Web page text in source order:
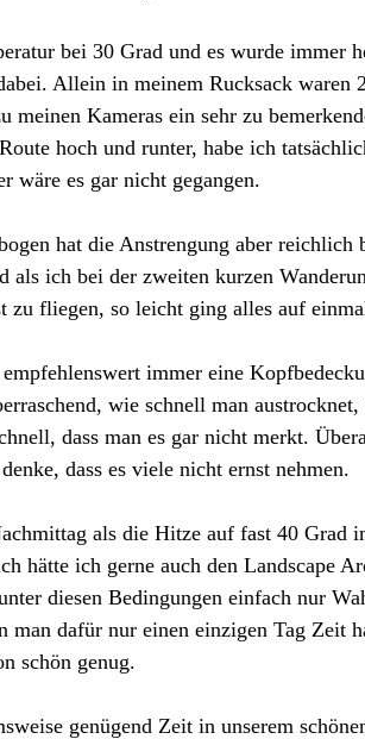
bei 30 Grad und es wurde immer
Allein in meinem Rucksack waren
meinen Kameras ein sehr zu
hoch und runter, habe ich
wäre es gar nicht gegangen.
hat die Anstrengung aber reichlich
als ich bei der zweiten kurzen
zu fliegen, so leicht ging alles auf
immer eine
wie schnell man
dass man es gar nicht merkt.
dass es viele nicht ernst nehmen.
als die Hitze auf fast 40 Grad
hätte ich gerne auch den Landscape
diesen Bedingungen einfach nur
man dafür nur einen einzigen Tag Zeit
schön genug.
genügend Zeit in unserem